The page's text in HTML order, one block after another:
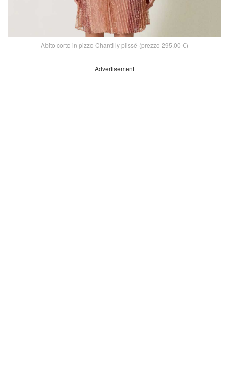
Abito corto in pizzo Chantilly plissé (prezzo 295,00 €)
Advertisement